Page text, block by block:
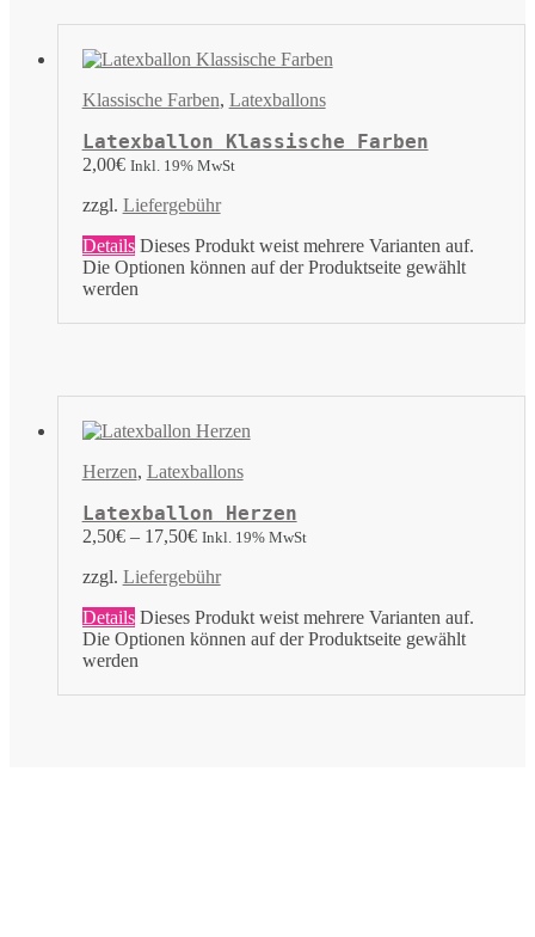
Klassische Farben, Latexballons
Latexballon Klassische Farben
2,00€ Inkl. 19% MwSt
zzgl. Liefergebühr
Details Dieses Produkt weist mehrere Varianten auf.
Die Optionen können auf der Produktseite gewählt
werden
Herzen, Latexballons
Latexballon Herzen
2,50€– 17,50€ Inkl. 19% MwSt
zzgl. Liefergebühr
Details Dieses Produkt weist mehrere Varianten auf.
Die Optionen können auf der Produktseite gewählt
werden